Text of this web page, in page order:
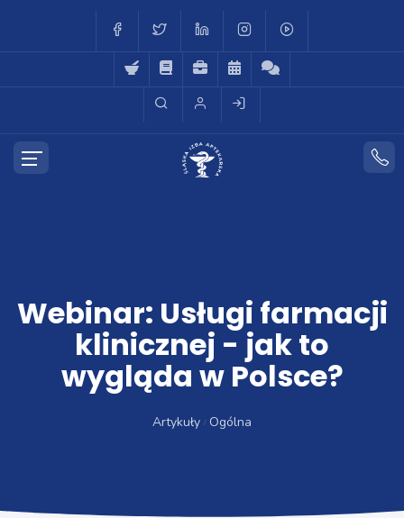
Webinar: Usługi farmacji
klinicznej - jak to
wygląda w Polsce?
Artykuły Ogólna